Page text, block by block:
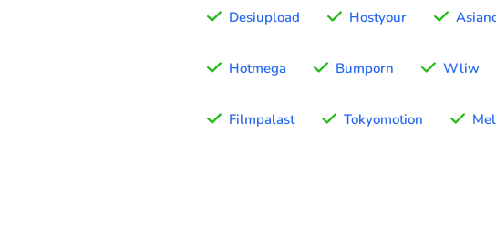
Desiupload Hostyour
Hotmega Bumporn Wliw
Filmpalast Tokyomotion